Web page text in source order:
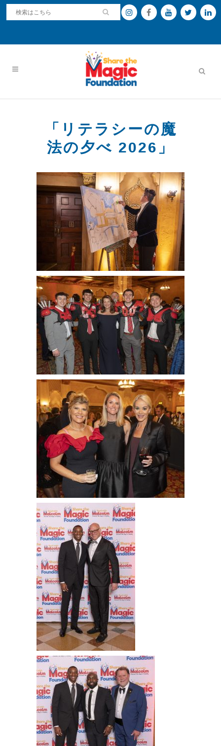
「リテラシーの魔
法の夕べ 2026」